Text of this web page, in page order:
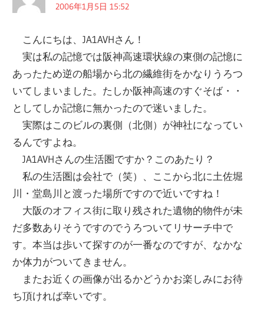
2006年1月5日 15:52
こんにちは、JA1AVHさん！
実は私の記憶では阪神高速環状線の東側の記憶に
あったため逆の船場から北の繊維街をかなりうろつ
いてしまいました。たしか阪神高速のすぐそば・・
としてしか記憶に無かったので迷いました。
実際はこのビルの裏側（北側）が神社になってい
るんですよね。
JA1AVHさんの生活圏ですか？このあたり？
私の生活圏は会社で（笑）、ここから北に土佐堀
川・堂島川と渡った場所ですので近いですね！
大阪のオフィス街に取り残された遺物的物件が未
だ多数ありそうですのでうろついてリサーチ中で
す。本当は歩いて探すのが一番なのですが、なかな
か体力がついてきません。
またお近くの画像が出るかどうかお楽しみにお待
ち頂ければ幸いです。